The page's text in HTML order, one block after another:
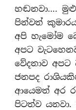
හඬනවා…. මුළු
පින්වත්
අපි හැමෝම
අපට
වේදනාව
ජනපද
ආයෙමත් අර
පිටත්ව